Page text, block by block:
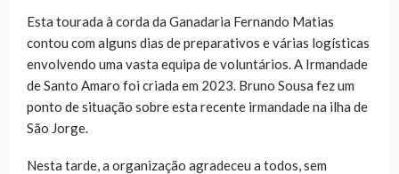
Esta tourada à corda da Ganadaria Fernando Matias
contou com alguns dias de preparativos e várias logísticas
envolvendo uma vasta equipa de voluntários. A Irmandade
de Santo Amaro foi criada em 2023. Bruno Sousa fez um
ponto de situação sobre esta recente irmandade na ilha de
São Jorge.
Nesta tarde, a organização agradeceu a todos, sem